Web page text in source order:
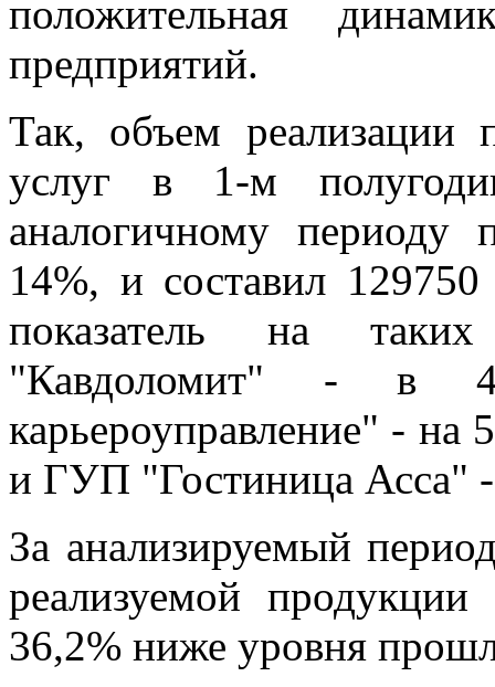
положительная
предприятий.
Так, объем реализации
услуг в 1-м
аналогичному периоду
14%, и составил
показатель на
"Кавдоломит" - в
карьероуправление" -
и ГУП "Гостиница Асса"
За анализируемый
реализуемой
36,2% ниже уровня